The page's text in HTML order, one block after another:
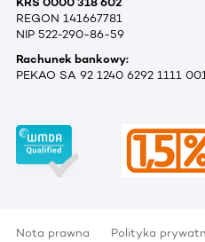
REGON 141667781
NIP 522-290-86-59
Rachunek bankowy:
PEKAO SA 92 1240 6292 1111
Nota prawna Polityka